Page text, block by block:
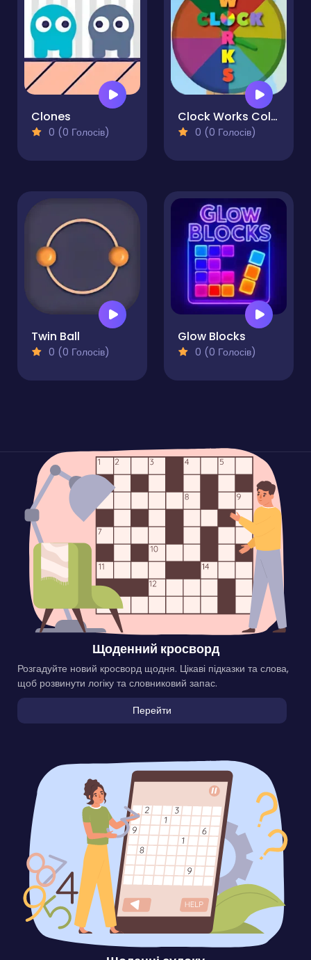
Clones
0 (0 Голосів)
Clock Works Color Switch Clock
0 (0 Голосів)
Twin Ball
0 (0 Голосів)
Glow Blocks
0 (0 Голосів)
Щоденний кросворд
Розгадуйте новий кросворд щодня. Цікаві підказки та слова,
щоб розвинути логіку та словниковий запас.
Перейти